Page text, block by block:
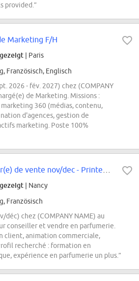
provided.”
Marketing F/H
| Paris
Französisch, Englisch
2026 - fév. 2027) chez (COMPANY
de Marketing. Missions :
360 (médias, contenu,
d'agences, gestion de
marketing. Poste 100%
| Nancy
Französisch
déc) chez (COMPANY NAME) au
conseiller et vendre en parfumerie.
client, animation commerciale,
recherché : formation en
expérience en parfumerie un plus.”